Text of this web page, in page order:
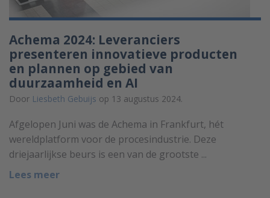
Achema 2024: Leveranciers
presenteren innovatieve producten
en plannen op gebied van
duurzaamheid en AI
Door Liesbeth Gebuijs op 13 augustus 2024.
Afgelopen Juni was de Achema in Frankfurt, hét
wereldplatform voor de procesindustrie. Deze
driejaarlijkse beurs is een van de grootste ...
Lees meer